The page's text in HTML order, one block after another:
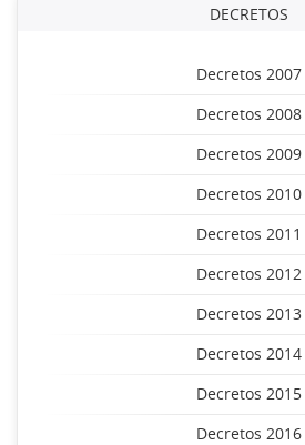
DECRETOS
Decretos 2007
Decretos 2008
Decretos 2009
Decretos 2010
Decretos 2011
Decretos 2012
Decretos 2013
Decretos 2014
Decretos 2015
Decretos 2016